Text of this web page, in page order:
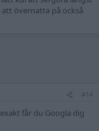
övernatta på också
#14
får du Googla dig